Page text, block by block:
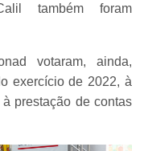
também foram
votaram, ainda,
exercício de 2022, à
prestação de contas